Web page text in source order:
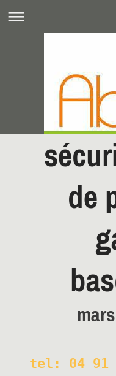
de
tel: 04 91